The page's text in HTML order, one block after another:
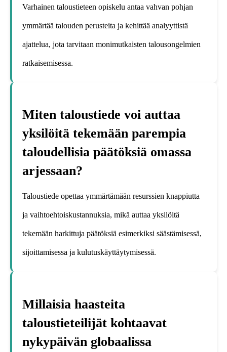
Varhainen taloustieteen opiskelu antaa vahvan pohjan
ymmärtää talouden perusteita ja kehittää analyyttistä
ajattelua, jota tarvitaan monimutkaisten talousongelmien
ratkaisemisessa.
Miten taloustiede voi auttaa
yksilöitä tekemään parempia
taloudellisia päätöksiä omassa
arjessaan?
Taloustiede opettaa ymmärtämään resurssien knappiutta
ja vaihtoehtoiskustannuksia, mikä auttaa yksilöitä
tekemään harkittuja päätöksiä esimerkiksi säästämisessä,
sijoittamisessa ja kulutuskäyttäytymisessä.
Millaisia haasteita
taloustieteilijät kohtaavat
nykypäivän globaalissa